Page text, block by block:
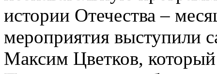
истории Отечества –
мероприятия выступили
Максим Цветков, который